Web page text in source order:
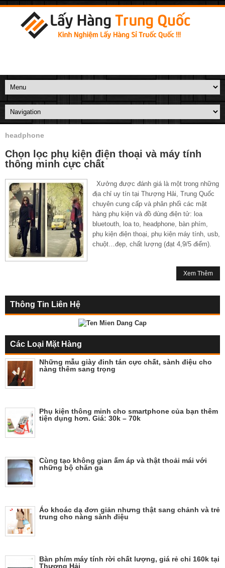
headphone
Chọn lọc phụ kiện điện thoại và máy tính
thông minh cực chất
Xưởng được đánh giá là một trong những
địa chỉ uy tín tại Thượng Hải, Trung Quốc
chuyên cung cấp và phân phối các mặt
hàng phụ kiện và đồ dùng điện tử: loa
bluetouth, loa to, headphone, bàn phím,
phụ kiện điện thoại, phụ kiện máy tính, usb,
chuột…đẹp, chất lượng (đạt 4,9/5 điểm).
Xem Thêm
Thông Tin Liên Hệ
Các Loại Mặt Hàng
Những mẫu giày đinh tán cực chất, sành điệu cho
nàng thêm sang trọng
Phụ kiện thông minh cho smartphone của bạn thêm
tiện dụng hơn. Giá: 30k – 70k
Cùng tạo không gian ấm áp và thật thoải mái với
những bộ chăn ga
Áo khoác dạ đơn giản nhưng thật sang chảnh và trẻ
trung cho nàng sành điệu
Bàn phím máy tính rời chất lượng, giá rẻ chỉ 160k tại
Thượng Hải